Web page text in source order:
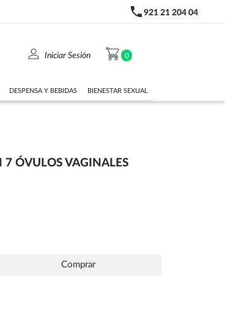
phone 921 21 204 04
person Iniciar Sesión shopping_cart 0
DESPENSA Y BEBIDAS BIENESTAR SEXUAL
ÓVULOS VAGINALES
Comprar